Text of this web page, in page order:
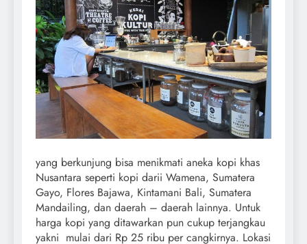
yang berkunjung bisa menikmati aneka kopi khas
Nusantara seperti kopi darii Wamena, Sumatera
Gayo, Flores Bajawa, Kintamani Bali, Sumatera
Mandailing, dan daerah – daerah lainnya. Untuk
harga kopi yang ditawarkan pun cukup terjangkau
yakni mulai dari Rp 25 ribu per cangkirnya. Lokasi